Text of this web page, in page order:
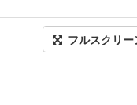
フルスクリー